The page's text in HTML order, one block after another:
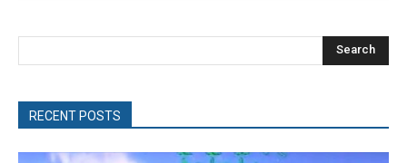
Search
RECENT POSTS